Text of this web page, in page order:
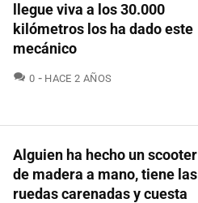
llegue viva a los 30.000
kilómetros los ha dado este
mecánico
0 COMENTARIOS
HACE 2 AÑOS
Alguien ha hecho un scooter
de madera a mano, tiene las
ruedas carenadas y cuesta